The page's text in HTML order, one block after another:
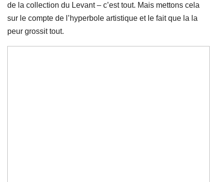
de la collection du Levant – c’est tout. Mais mettons cela
sur le compte de l’hyperbole artistique et le fait que la la
peur grossit tout.